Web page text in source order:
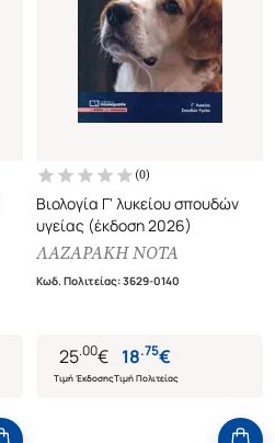
(0)
Βιολογία Γ' λυκείου σπουδών
υγείας (έκδοση 2026)
ΛΑΖΑΡΑΚΗ ΝΟΤΑ
Κωδ. Πολιτείας:3629-0140
25.00€
Τιμή Έκδοσης
18.75€
Τιμή Πολιτείας